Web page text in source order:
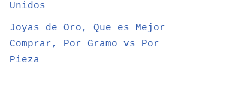
Unidos
Joyas de Oro, Que es Mejor
Comprar, Por Gramo vs Por
Pieza